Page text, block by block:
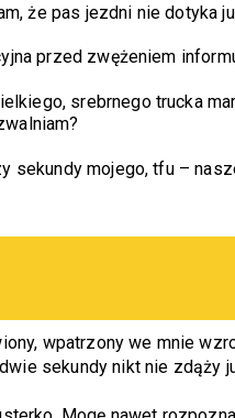
że pas jezdni nie dotyka
przed zwężeniem
srebrnego trucka
sekundy mojego, tfu –
wpatrzony we mnie
sekundy nikt nie zdąży